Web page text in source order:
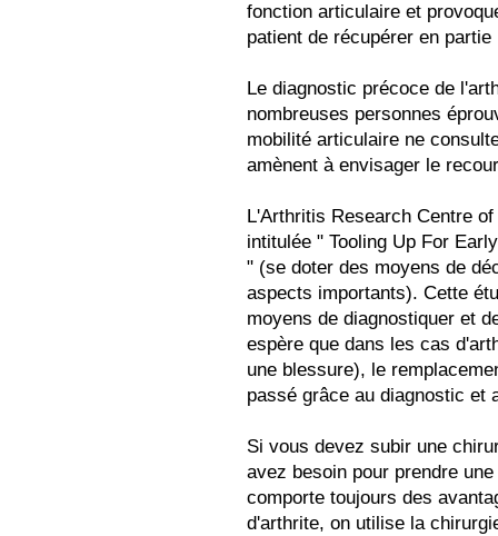
fonction articulaire et
patient de récupérer en
Le diagnostic précoce de
nombreuses personnes
mobilité articulaire ne
amènent à envisager le
L'Arthritis Research Centre
intitulée " Tooling Up For
" (se doter des moyens de
aspects importants). Cette
moyens de diagnostiquer et
espère que dans les cas
une blessure), le
passé grâce au diagnostic et
Si vous devez subir une
avez besoin pour prendre
comporte toujours des
d'arthrite, on utilise la